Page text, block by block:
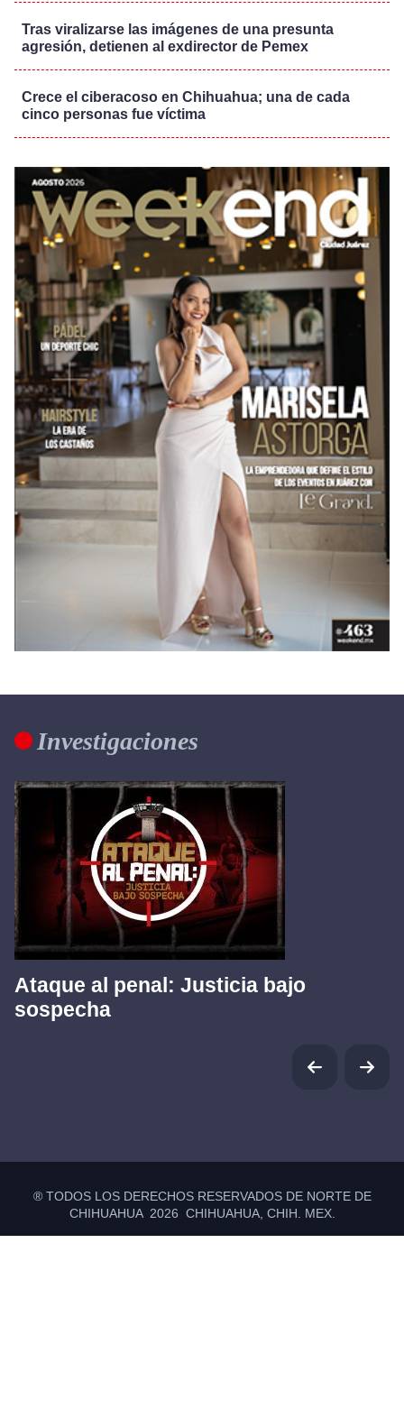
Tras viralizarse las imágenes de una presunta
agresión, detienen al exdirector de Pemex
Crece el ciberacoso en Chihuahua; una de cada
cinco personas fue víctima
Investigaciones
Ataque al penal: Justicia bajo
sospecha
® TODOS LOS DERECHOS RESERVADOS DE NORTE DE
CHIHUAHUA 2026 CHIHUAHUA, CHIH. MEX.